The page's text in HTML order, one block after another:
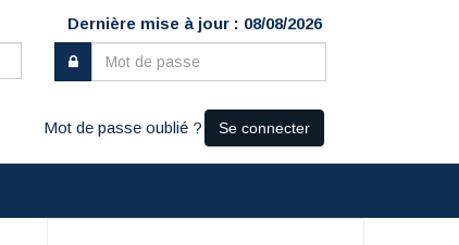
Dernière mise à jour : 08/08/2026
Mot de passe oublié ? Se connecter